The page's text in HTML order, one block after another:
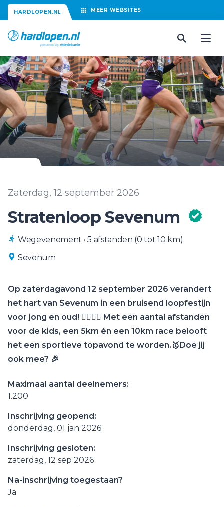
HARDLOPEN.NL MEER WEBSITES
Zaterdag, 12 september 2026
Stratenloop Sevenum
Wegevenement •5 afstanden (0 tot 10 km)
Sevenum
Op zaterdagavond 12 september 2026 verandert
het hart van Sevenum in een bruisend loopfestijn
voor jong en oud! 🏃‍♀️🏃‍♂️ Met een aantal afstanden
voor de kids, een 5km én een 10km race belooft
het een sportieve topavond te worden.🥇Doe jij
ook mee? 🎉
Maximaal aantal deelnemers:
1.200
Inschrijving geopend:
donderdag, 01 jan 2026
Inschrijving gesloten:
zaterdag, 12 sep 2026
Na-inschrijving toegestaan?
Ja